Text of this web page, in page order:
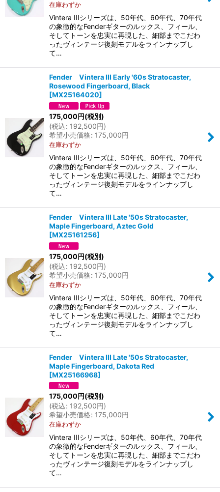
在庫わずか
Vintera IIIシリーズは、50年代、60年代、70年代
の象徴的なFenderギターのルックス、フィール、
そしてトーンを忠実に再現した、細部までこだわ
ったヴィンテージ復刻モデルをラインナップし
て…
Fender Vintera III Early '60s Stratocaster,
Rosewood Fingerboard, Black
[MX25164020]
175,000円(税別)
(税込: 192,500円)
希望小売価格: 175,000円
在庫わずか
Vintera IIIシリーズは、50年代、60年代、70年代
の象徴的なFenderギターのルックス、フィール、
そしてトーンを忠実に再現した、細部までこだわ
ったヴィンテージ復刻モデルをラインナップし
て…
Fender Vintera III Late '50s Stratocaster,
Maple Fingerboard, Aztec Gold
[MX25161256]
175,000円(税別)
(税込: 192,500円)
希望小売価格: 175,000円
在庫わずか
Vintera IIIシリーズは、50年代、60年代、70年代
の象徴的なFenderギターのルックス、フィール、
そしてトーンを忠実に再現した、細部までこだわ
ったヴィンテージ復刻モデルをラインナップし
て…
Fender Vintera III Late '50s Stratocaster,
Maple Fingerboard, Dakota Red
[MX25166968]
175,000円(税別)
(税込: 192,500円)
希望小売価格: 175,000円
在庫わずか
Vintera IIIシリーズは、50年代、60年代、70年代
の象徴的なFenderギターのルックス、フィール、
そしてトーンを忠実に再現した、細部までこだわ
ったヴィンテージ復刻モデルをラインナップし
て…